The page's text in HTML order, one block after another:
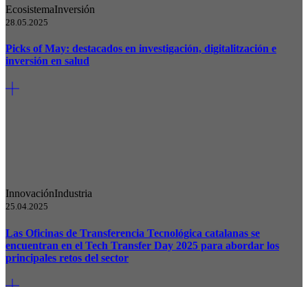
EcosistemaInversión
28.05.2025
Picks of May: destacados en investigación, digitalitzación e
inversión en salud
InnovaciónIndustria
25.04.2025
Las Oficinas de Transferencia Tecnológica catalanas se
encuentran en el Tech Transfer Day 2025 para abordar los
principales retos del sector